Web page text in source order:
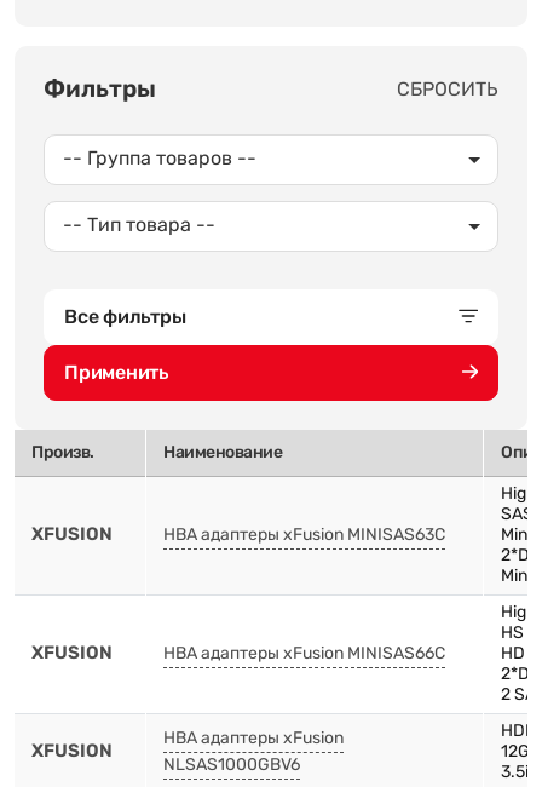
Фильтры СБРОСИТЬ
-- Группа товаров --
-- Тип товара --
Все фильтры
Применить
Произв. Наименование
XFUSION HBA адаптеры xFusion MINISAS63C
High
SAS
Mini
Mini
XFUSION HBA адаптеры xFusion MINISAS66C
High
HS
HD
2
XFUSION
HBA адаптеры xFusion
NLSAS1000GBV6